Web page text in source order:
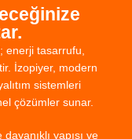
enerji tasarrufu,
İzopiyer, modern
sistemleri
çözümler sunar.
dayanıklı yapısı ve